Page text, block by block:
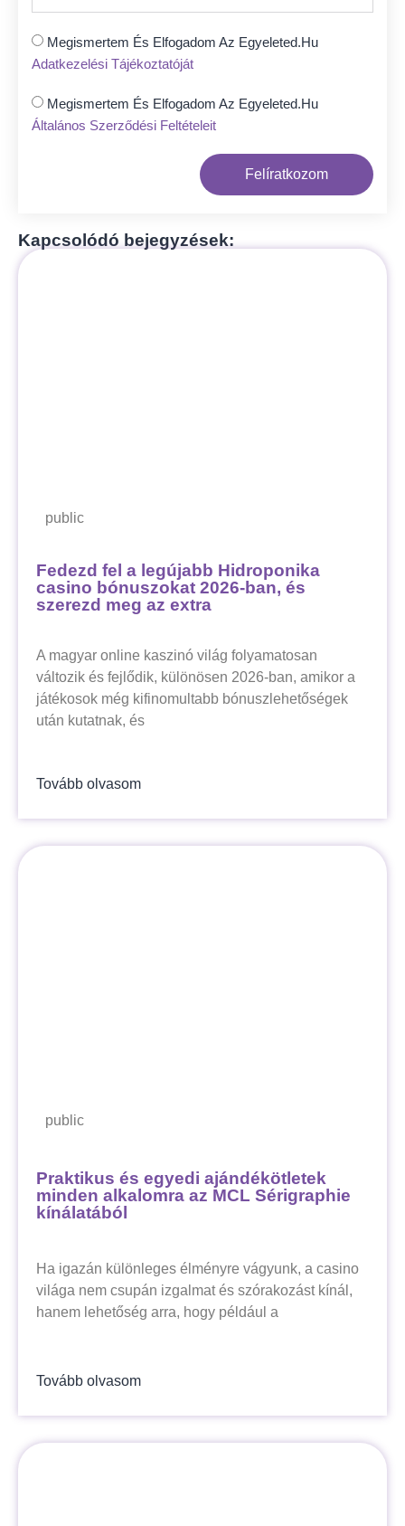
Megismertem És Elfogadom Az Egyeleted.hu
Adatkezelési Tájékoztatóját
Megismertem És Elfogadom Az Egyeleted.hu
Általános Szerződési Feltételeit
Felíratkozom
Kapcsolódó bejegyzések:
public
Fedezd fel a legújabb Hidroponika
casino bónuszokat 2026-ban, és
szerezd meg az extra
A magyar online kaszinó világ folyamatosan
változik és fejlődik, különösen 2026-ban, amikor a
játékosok még kifinomultabb bónuszlehetőségek
után kutatnak, és
Tovább olvasom
public
Praktikus és egyedi ajándékötletek
minden alkalomra az MCL Sérigraphie
kínálatából
Ha igazán különleges élményre vágyunk, a casino
világa nem csupán izgalmat és szórakozást kínál,
hanem lehetőség arra, hogy például a
Tovább olvasom